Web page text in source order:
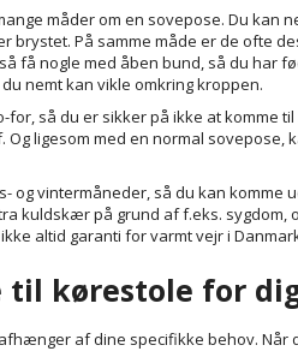
måder om en sovepose. Du kan
brystet. På samme måde er de ofte
få nogle med åben bund, så du har
nemt kan vikle omkring kroppen.
så du er sikker på ikke at komme
ligesom med en normal sovepose,
vintermåneder, så du kan komme
kuldskær på grund af f.eks. sygdom,
altid garanti for varmt vejr i
til kørestole for
af dine specifikke behov.